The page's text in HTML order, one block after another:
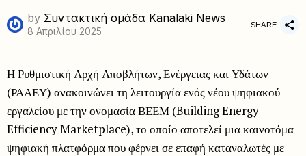
by Συντακτική ομάδα Kanalaki News
8 Απριλίου 2025
SHARE
Η Ρυθμιστική Αρχή Αποβλήτων, Ενέργειας και Υδάτων
(ΡΑΑΕΥ) ανακοινώνει τη λειτουργία ενός νέου ψηφιακού
εργαλείου με την ονομασία ΒΕΕΜ (Building Energy
Efficiency Marketplace), το οποίο αποτελεί μια καινοτόμα
ψηφιακή πλατφόρμα που φέρνει σε επαφή καταναλωτές με